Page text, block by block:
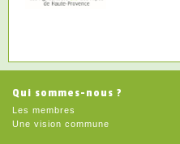
Qui sommes-nous ?
Les membres
Une vision commune